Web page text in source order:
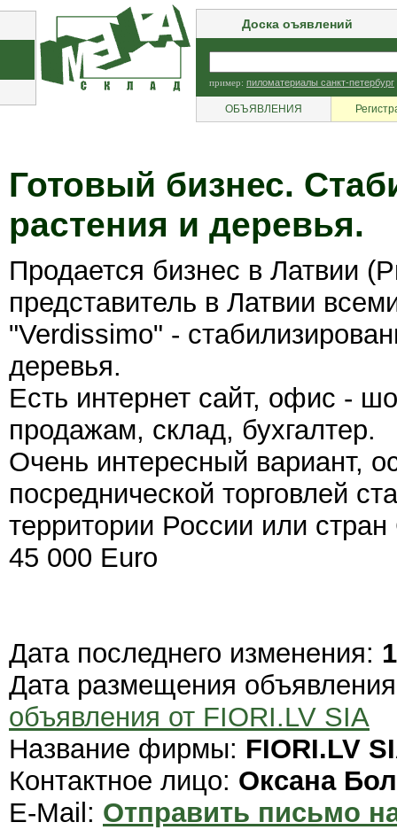
Доска оъявлений
пример: пиломатериалы санкт-петербург
ОБЪЯВЛЕНИЯ
Готовый бизнес.
растения и деревья.
Продается бизнес в
представитель в Латвии
"Verdissimo" -
деревья.
Есть интернет сайт, офис -
продажам, склад, бухгалтер.
Очень интересный вариант,
посреднической торговлей
территории России или
45 000 Euro
Дата последнего изменения:
Дата размещения
объявления от FIORI.LV SIA
Название фирмы: FIORI.LV
Контактное лицо: Оксана
E-Mail: Отправить письмо